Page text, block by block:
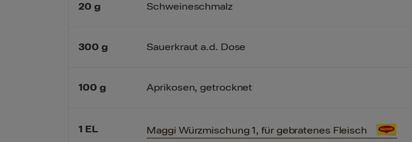
20 g
300 g
100 g
1 EL
Schweineschmalz
Sauerkraut a.d. Dose
Aprikosen, getrocknet
Maggi Würzmischung 1, für gebratenes Fleisch